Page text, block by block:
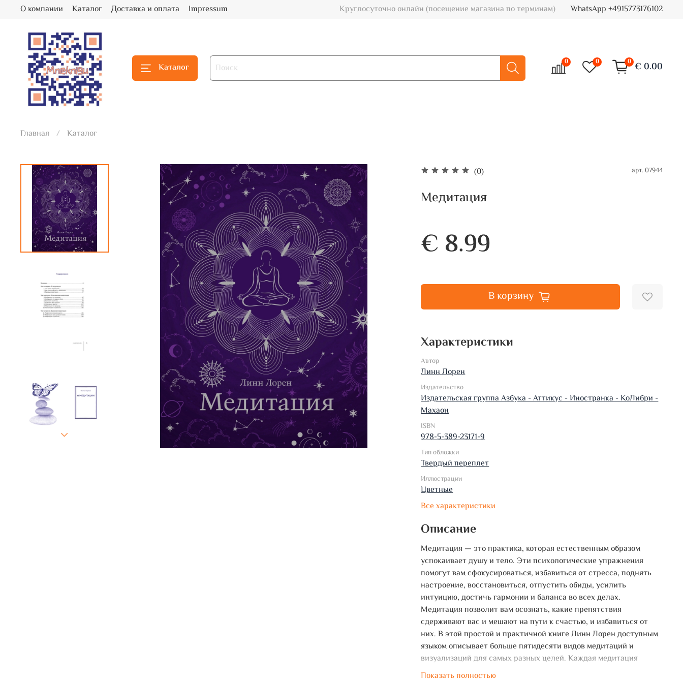
О компании Каталог Доставка и оплата Impressum Круглосуточно онлайн (посещение магазина по терминам) WhatsApp +4915773176102
Каталог 0 0 0 € 0.00
Главная Каталог
(0) арт.07944
Медитация
€ 8.99
В корзину
Характеристики
Автор
Линн Лорен
Издательство
Издательская группа Азбука - Аттикус - Иностранка - КоЛибри -
Махаон
ISBN
978-5-389-23171-9
Тип обложки
Твердый переплет
Иллюстрации
Цветные
Все характеристики
Описание
Медитация — это практика, которая естественным образом
успокаивает душу и тело. Эти психологические упражнения
помогут вам сфокусироваться, избавиться от стресса, поднять
настроение, восстановиться, отпустить обиды, усилить
интуицию, достичь гармонии и баланса во всех делах.
Медитация позволит вам осознать, какие препятствия
сдерживают вас и мешают на пути к счастью, и избавиться от
них. В этой простой и практичной книге Линн Лорен доступным
языком описывает больше пятидесяти видов медитаций и
визуализаций для самых разных целей. Каждая медитация
предлагается в виде пошагового руководства — так что даже
Показать полностью